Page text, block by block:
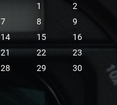
1
2
7 8
9
14 15
16
21 22
23
28 29 30